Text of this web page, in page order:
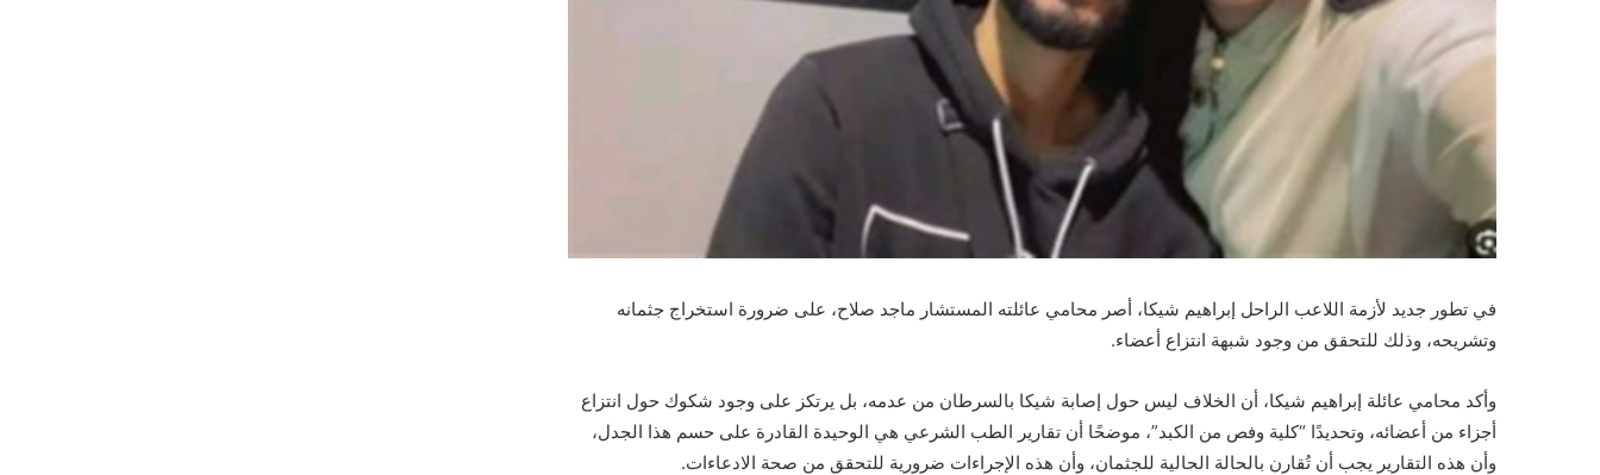
​في تطور جديد لأزمة اللاعب الراحل إبراهيم شيكا، أصر محامي عائلته المستشار ماجد صلاح، على ضرورة استخراج جثمانه
وتشريحه، وذلك للتحقق من وجود شبهة انتزاع أعضاء.
​وأكد محامي عائلة إبراهيم شيكا، أن الخلاف ليس حول إصابة شيكا بالسرطان من عدمه، بل يرتكز على وجود شكوك حول انتزاع
أجزاء من أعضائه، وتحديدًا “كلية وفص من الكبد”، موضحًا أن تقارير الطب الشرعي هي الوحيدة القادرة على حسم هذا الجدل،
وأن هذه التقارير يجب أن تُقارن بالحالة الحالية للجثمان، وأن هذه الإجراءات ضرورية للتحقق من صحة الادعاءات.